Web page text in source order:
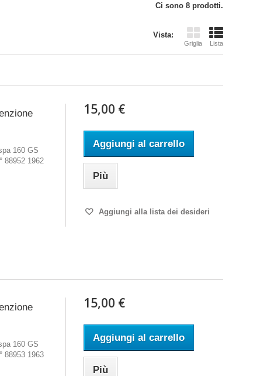
Ci sono 8 prodotti.
Vista:
Griglia Lista
160 GS
88952 1962
15,00 €
Aggiungi al carrello
Più
Aggiungi alla lista dei desideri
160 GS
88953 1963
15,00 €
Aggiungi al carrello
Più